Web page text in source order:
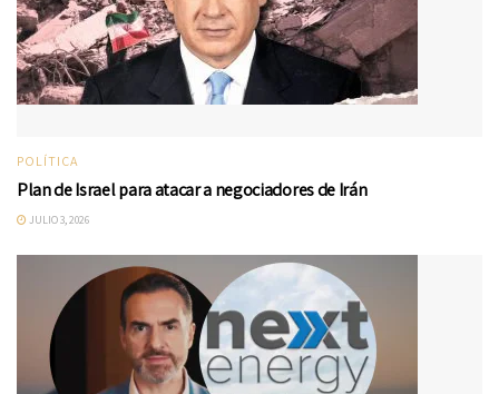
POLÍTICA
Plan de Israel para atacar a negociadores de Irán
JULIO 3, 2026